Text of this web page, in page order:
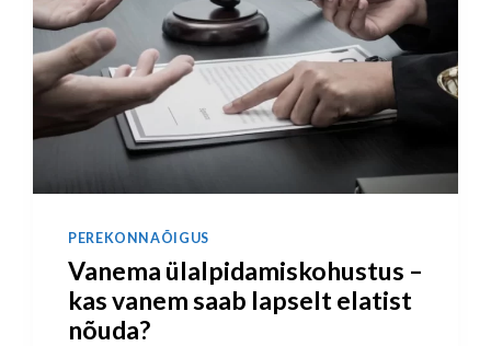
PEREKONNAÕIGUS
Vanema ülalpidamiskohustus –
kas vanem saab lapselt elatist
nõuda?